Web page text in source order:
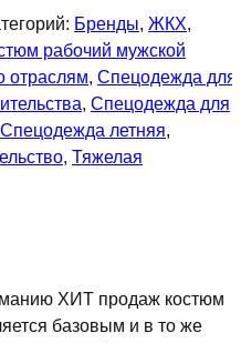
Бренды, ЖКХ,
рабочий мужской
отраслям, Спецодежда для
, Спецодежда для
Спецодежда летняя,
, Тяжелая
ХИТ продаж костюм
базовым и в то же